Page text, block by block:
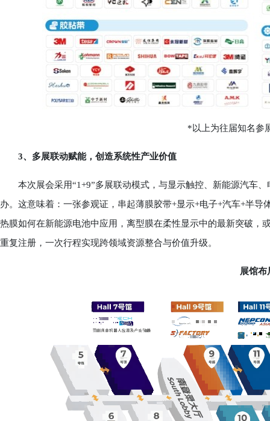
*以上为往届知名参
3、多展联动赋能，创造系统性产业价值
本次展会采用“1+9”多展联动模式，与显示触控、新能源汽车、
办。这意味着：一张参观证，串起薄膜胶带+显示+电子+汽车+半
热膜如何在新能源电池中应用，离型膜在柔性显示中的最新突破，
重复注册，一次行程实现跨领域资源整合与价值升级。
展馆布